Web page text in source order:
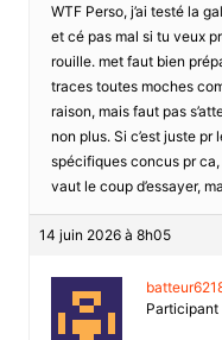
WTF Perso, j’ai testé la
et cé pas mal si tu veux
rouille. met faut bien
traces toutes moches
raison, mais faut pas
non plus. Si c’est juste
spécifiques concus pr
vaut le coup d’essayer,
14 juin 2026 à 8h05
Participant